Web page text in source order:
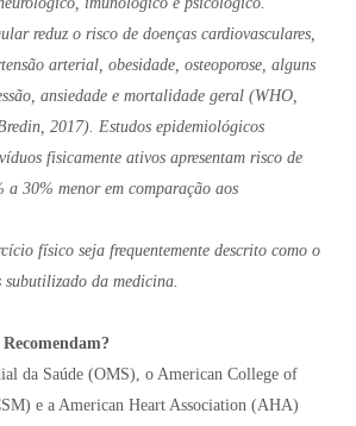
reduz o risco de doenças cardiovasculares,
arterial, obesidade, osteoporose, alguns
ansiedade e mortalidade geral (WHO,
2017). Estudos epidemiológicos
fisicamente ativos apresentam risco de
a 30% menor em comparação aos
físico seja frequentemente descrito como o
subutilizado da medicina.
da Saúde (OMS), o American College of
e a American Heart Association (AHA)